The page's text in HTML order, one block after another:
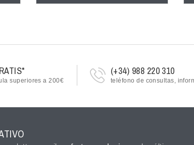
superiores a 200€
(+34) 988 220 310
teléfono de consultas,